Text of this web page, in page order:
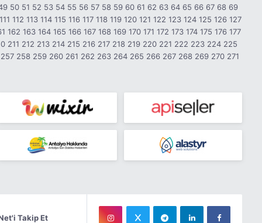
50 51 52 53 54 55 56 57 58 59 60 61 62 63 64 65 66 67 68 69
111 112 113 114 115 116 117 118 119 120 121 122 123 124 125 126 127
162 163 164 165 166 167 168 169 170 171 172 173 174 175 176 177
211 212 213 214 215 216 217 218 219 220 221 222 223 224 225
257 258 259 260 261 262 263 264 265 266 267 268 269 270 271
Takip Et